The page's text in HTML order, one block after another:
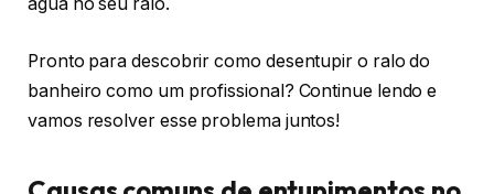
Pronto para descobrir como desentupir o ralo do
banheiro como um profissional? Continue lendo e
vamos resolver esse problema juntos!